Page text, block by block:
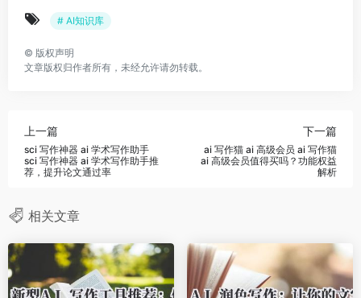
# AI知识库
© 版权声明
文章版权归作者所有，未经允许请勿转载。
上一篇
sci 写作神器 ai 学术写作助手
sci 写作神器 ai 学术写作助手推
荐，提升论文通过率
下一篇
ai 写作猫 ai 高级会员 ai 写作猫
ai 高级会员值得买吗？功能权益
解析
相关文章